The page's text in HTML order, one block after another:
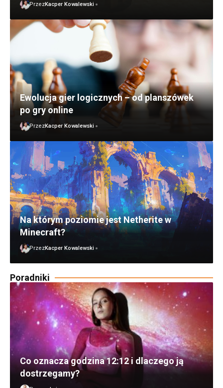
PrzezKacper Kowalewski
Ewolucja gier logicznych – od planszówek
po gry online
PrzezKacper Kowalewski
Na którym poziomie jest Netherite w
Minecraft?
PrzezKacper Kowalewski
Poradniki
Co oznacza godzina 12:12 i dlaczego ją
dostrzegamy?